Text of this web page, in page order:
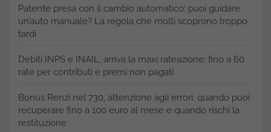
Patente presa con il cambio automatico: puoi guidare
un’auto manuale? La regola che molti scoprono troppo
tardi
Debiti INPS e INAIL, arriva la maxi rateazione: fino a 60
rate per contributi e premi non pagati
Bonus Renzi nel 730, attenzione agli errori: quando puoi
recuperare fino a 100 euro al mese e quando rischi la
restituzione